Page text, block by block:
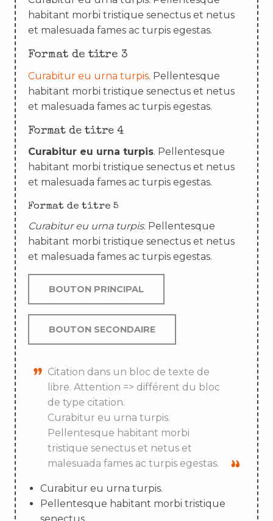
habitant morbi tristique senectus et netus
et malesuada fames ac turpis egestas.
Format de titre 3
Curabitur eu urna turpis. Pellentesque
habitant morbi tristique senectus et netus
et malesuada fames ac turpis egestas.
Format de titre 4
Curabitur eu urna turpis. Pellentesque
habitant morbi tristique senectus et netus
et malesuada fames ac turpis egestas.
Format de titre 5
Curabitur eu urna turpis. Pellentesque
habitant morbi tristique senectus et netus
et malesuada fames ac turpis egestas.
BOUTON PRINCIPAL
BOUTON SECONDAIRE
Citation dans un bloc de texte de
libre. Attention => différent du bloc
de type citation.
Curabitur eu urna turpis.
Pellentesque habitant morbi
tristique senectus et netus et
malesuada fames ac turpis egestas.
Curabitur eu urna turpis.
Pellentesque habitant morbi tristique